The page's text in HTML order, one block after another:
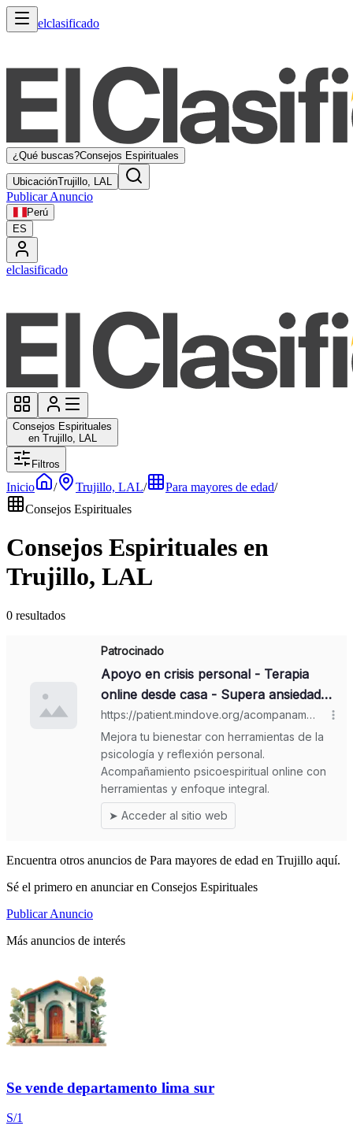
elclasificado
¿Qué buscas?Consejos Espirituales
UbicaciónTrujillo, LAL
Publicar Anuncio
Perú
ES
elclasificado
Consejos Espirituales
en Trujillo, LAL
Filtros
Inicio / Trujillo, LAL/ Para mayores de edad/
Consejos Espirituales
Consejos Espirituales en
Trujillo, LAL
0 resultados
Encuentra otros anuncios de Para mayores de edad en Trujillo aquí.
Sé el primero en anunciar en Consejos Espirituales
Publicar Anuncio
Más anuncios de interés
Se vende departamento lima sur
S/1